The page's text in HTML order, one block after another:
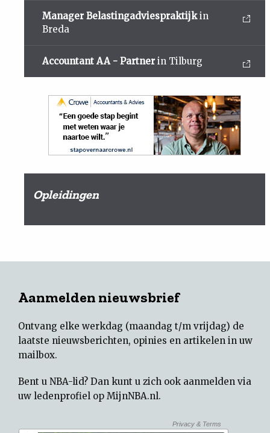
Manager Belastingadviespraktijkin
Breda
Accountant AA - Partner in Tilburg
Opleidingen
Aanmelden nieuwsbrief
Ontvang elke werkdag (maandag t/m vrijdag) de
laatste nieuwsberichten, opinies en artikelen in uw
mailbox.
Bent u NBA-lid? Dan kunt u zich ook aanmelden via
uw ledenprofiel op MijnNBA.nl.